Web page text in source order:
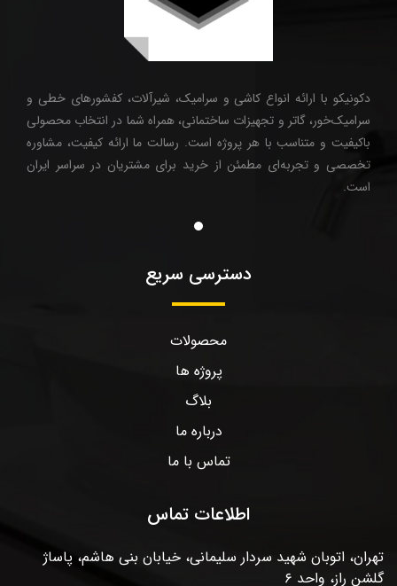
دکونیکو با ارائه انواع کاشی و سرامیک، شیرآلات، کفشورهای خطی و
سرامیک‌خور، گاتر و تجهیزات ساختمانی، همراه شما در انتخاب محصولی
باکیفیت و متناسب با هر پروژه است. رسالت ما ارائه کیفیت، مشاوره
تخصصی و تجربه‌ای مطمئن از خرید برای مشتریان در سراسر ایران
است.
دسترسی سریع
محصولات
پروژه ها
بلاگ
درباره ما
تماس با ما
اطلاعات تماس
تهران، اتوبان شهید سردار سلیمانی، خیابان بنی هاشم، پاساژ
گلشن راز، واحد ۶